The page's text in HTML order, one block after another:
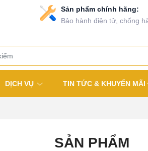
Sản phẩm chính hãng:
Bảo hành điện tử, chống
DỊCH VỤ TIN TỨC & KHUYẾN MÃI
SẢN PHẨM